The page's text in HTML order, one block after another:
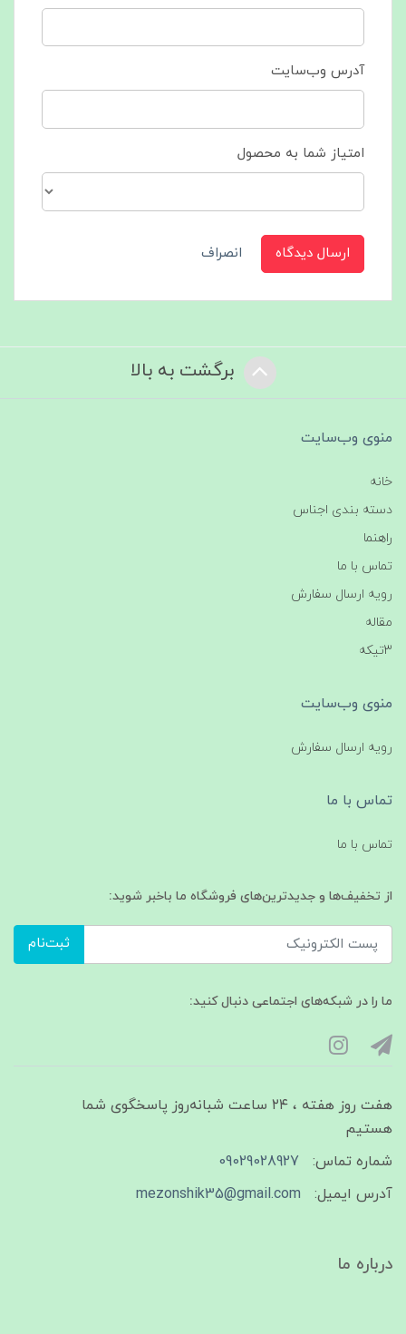
آدرس وب‌سایت
امتیاز شما به محصول
ارسال دیدگاه انصراف
برگشت به بالا
منوی وب‌سایت
خانه
دسته بندی اجناس
راهنما
تماس با ما
رویه ارسال سفارش
مقاله
3تیکه
منوی وب‌سایت
رویه ارسال سفارش
تماس با ما
تماس با ما
از تخفیف‌ها و جدیدترین‌های فروشگاه ما باخبر شوید:
ثبت‌نام
ما را در شبکه‌های اجتماعی دنبال کنید:
هفت روز هفته ، ۲۴ ساعت شبانه‌روز پاسخگوی شما
هستیم
شماره تماس:
09029028927
آدرس ایمیل:
mezonshik35@gmail.com
درباره ما